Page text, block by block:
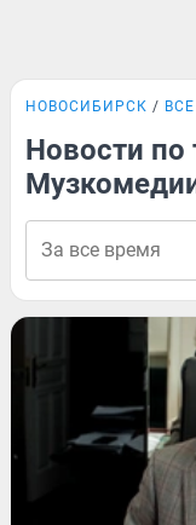
НОВОСИБИРСК
Новости по